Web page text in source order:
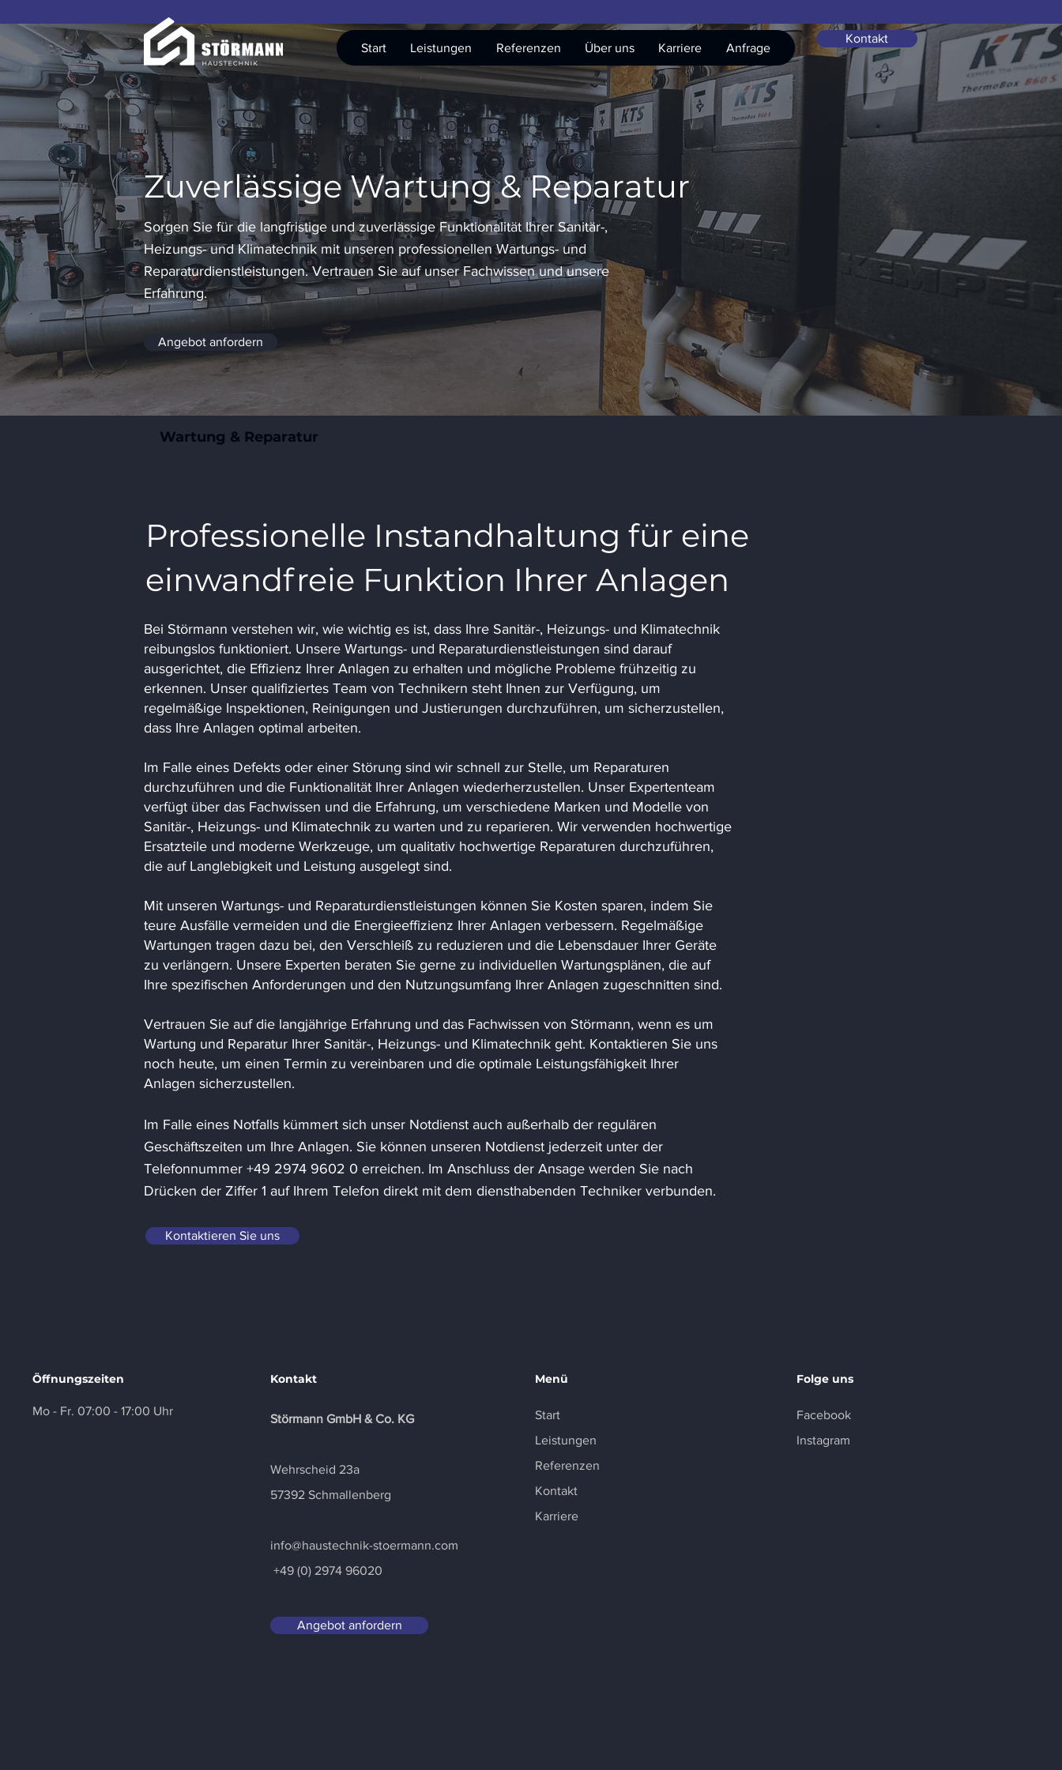
Start Leistungen Referenzen Über uns Karriere Anfrage
Kontakt
Zuverlässige Wartung & Reparatur
Sorgen Sie für die langfristige und zuverlässige Funktionalität Ihrer Sanitär-,
Heizungs- und Klimatechnik mit unseren professionellen Wartungs- und
Reparaturdienstleistungen. Vertrauen Sie auf unser Fachwissen und unsere
Erfahrung.
Angebot anfordern
Wartung & Reparatur
Professionelle Instandhaltung für eine
einwandfreie Funktion Ihrer Anlagen
Bei Störmann verstehen wir, wie wichtig es ist, dass Ihre Sanitär-, Heizungs- und Klimatechnik
reibungslos funktioniert. Unsere Wartungs- und Reparaturdienstleistungen sind darauf
ausgerichtet, die Effizienz Ihrer Anlagen zu erhalten und mögliche Probleme frühzeitig zu
erkennen. Unser qualifiziertes Team von Technikern steht Ihnen zur Verfügung, um
regelmäßige Inspektionen, Reinigungen und Justierungen durchzuführen, um sicherzustellen,
dass Ihre Anlagen optimal arbeiten.
Im Falle eines Defekts oder einer Störung sind wir schnell zur Stelle, um Reparaturen
durchzuführen und die Funktionalität Ihrer Anlagen wiederherzustellen. Unser Expertenteam
verfügt über das Fachwissen und die Erfahrung, um verschiedene Marken und Modelle von
Sanitär-, Heizungs- und Klimatechnik zu warten und zu reparieren. Wir verwenden hochwertige
Ersatzteile und moderne Werkzeuge, um qualitativ hochwertige Reparaturen durchzuführen,
die auf Langlebigkeit und Leistung ausgelegt sind.
Mit unseren Wartungs- und Reparaturdienstleistungen können Sie Kosten sparen, indem Sie
teure Ausfälle vermeiden und die Energieeffizienz Ihrer Anlagen verbessern. Regelmäßige
Wartungen tragen dazu bei, den Verschleiß zu reduzieren und die Lebensdauer Ihrer Geräte
zu verlängern. Unsere Experten beraten Sie gerne zu individuellen Wartungsplänen, die auf
Ihre spezifischen Anforderungen und den Nutzungsumfang Ihrer Anlagen zugeschnitten sind.
Vertrauen Sie auf die langjährige Erfahrung und das Fachwissen von Störmann, wenn es um
Wartung und Reparatur Ihrer Sanitär-, Heizungs- und Klimatechnik geht. Kontaktieren Sie uns
noch heute, um einen Termin zu vereinbaren und die optimale Leistungsfähigkeit Ihrer
Anlagen sicherzustellen.
Im Falle eines Notfalls kümmert sich unser Notdienst auch außerhalb der regulären
Geschäftszeiten um Ihre Anlagen. Sie können unseren Notdienst jederzeit unter der
Telefonnummer +49 2974 9602 0 erreichen. Im Anschluss der Ansage werden Sie nach
Drücken der Ziffer 1 auf Ihrem Telefon direkt mit dem diensthabenden Techniker verbunden.
Kontaktieren Sie uns
Öffnungszeiten
Mo - Fr. 07:00 - 17:00 Uhr
Kontakt
Störmann GmbH & Co. KG
Wehrscheid 23a
57392 Schmallenberg
info@haustechnik-stoermann.com
+49 (0) 2974 96020
Angebot anfordern
Menü
Start
Leistungen
Referenzen
Kontakt
Karriere
Folge uns
Facebook
Instagram